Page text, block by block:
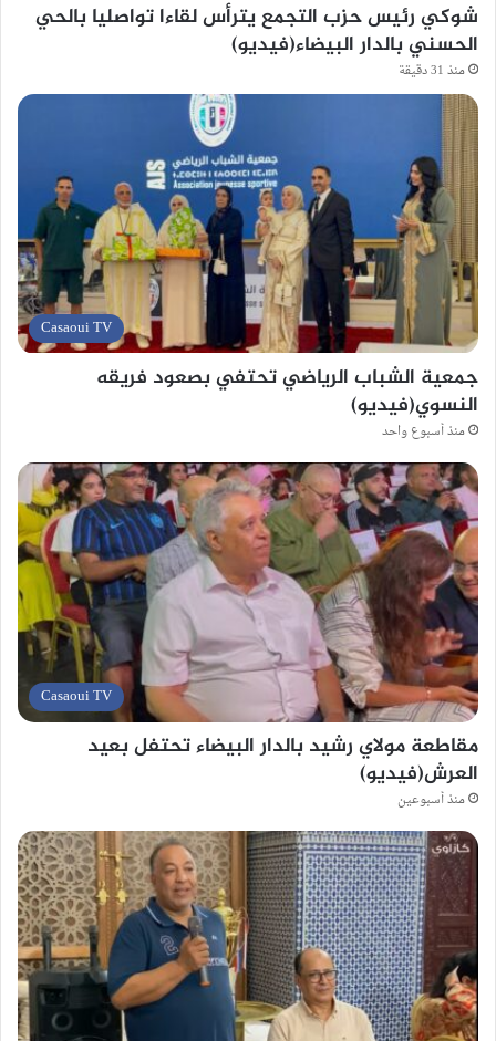
شوكي رئيس حزب التجمع يترأس لقاءا تواصليا بالحي
الحسني بالدار البيضاء(فيديو)
منذ 31 دقيقة
Casaoui TV
جمعية الشباب الرياضي تحتفي بصعود فريقه
النسوي(فيديو)
منذ أسبوع واحد
Casaoui TV
مقاطعة مولاي رشيد بالدار البيضاء تحتفل بعيد
العرش(فيديو)
منذ أسبوعين